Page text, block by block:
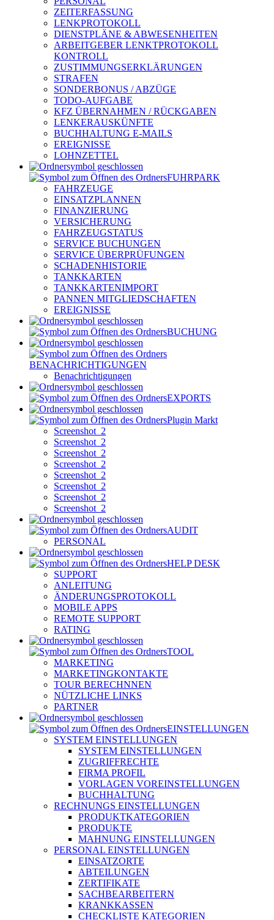
ZEITERFASSUNG
LENKPROTOKOLL
DIENSTPLÄNE & ABWESENHEITEN
ARBEITGEBER LENKTPROTOKOLL
KONTROLL
ZUSTIMMUNGSERKLÄRUNGEN
STRAFEN
SONDERBONUS / ABZÜGE
TODO-AUFGABE
KFZ ÜBERNAHMEN / RÜCKGABEN
LENKERAUSKÜNFTE
BUCHHALTUNG E-MAILS
EREIGNISSE
LOHNZETTEL
FUHRPARK
FAHRZEUGE
EINSATZPLANNEN
FINANZIERUNG
VERSICHERUNG
FAHRZEUGSTATUS
SERVICE BUCHUNGEN
SERVICE ÜBERPRÜFUNGEN
SCHADENHISTORIE
TANKKARTEN
TANKKARTENIMPORT
PANNEN MITGLIEDSCHAFTEN
EREIGNISSE
BUCHUNG
BENACHRICHTIGUNGEN
Benachrichtigungen
EXPORTS
Plugin Markt
Screenshot_2
Screenshot_2
Screenshot_2
Screenshot_2
Screenshot_2
Screenshot_2
Screenshot_2
Screenshot_2
AUDIT
PERSONAL
HELP DESK
SUPPORT
ANLEITUNG
ÄNDERUNGSPROTOKOLL
MOBILE APPS
REMOTE SUPPORT
RATING
TOOL
MARKETING
MARKETINGKONTAKTE
TOUR BERECHNNEN
NÜTZLICHE LINKS
PARTNER
EINSTELLUNGEN
SYSTEM EINSTELLUNGEN
SYSTEM EINSTELLUNGEN
ZUGRIFFRECHTE
FIRMA PROFIL
VORLAGEN VOREINSTELLUNGEN
BUCHHALTUNG
RECHNUNGS EINSTELLUNGEN
PRODUKTKATEGORIEN
PRODUKTE
MAHNUNG EINSTELLUNGEN
PERSONAL EINSTELLUNGEN
EINSATZORTE
ABTEILUNGEN
ZERTIFIKATE
SACHBEARBEITERN
KRANKKASSEN
CHECKLISTE KATEGORIEN